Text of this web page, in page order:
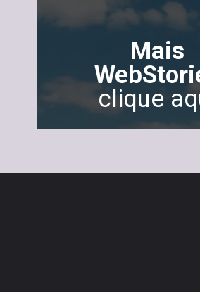
Mais
clique